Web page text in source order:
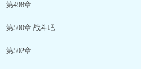
第498章
第500章 战斗吧
第502章